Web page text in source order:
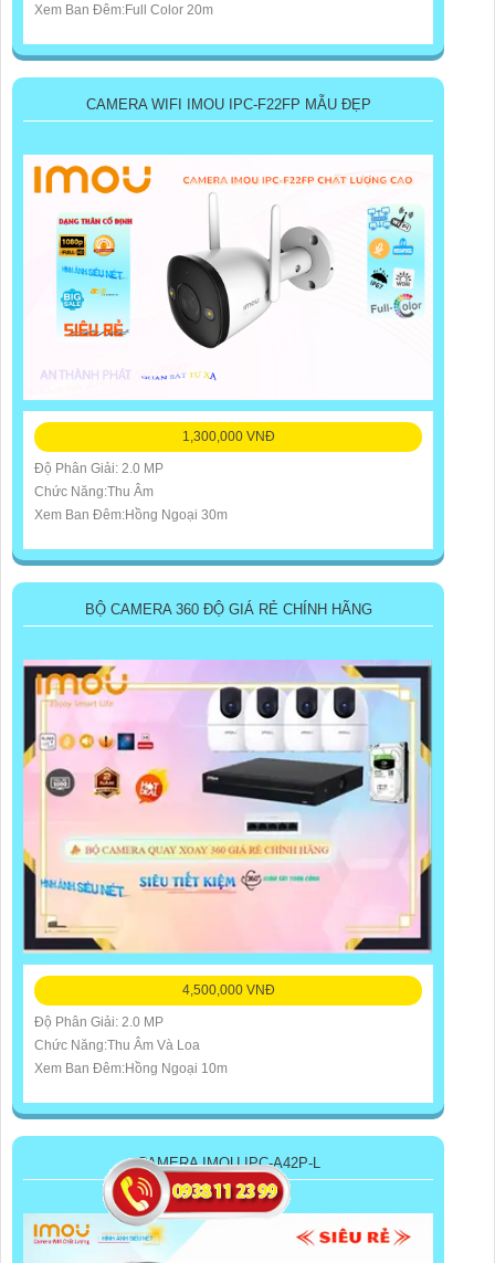
Xem Ban Đêm:Full Color 20m
CAMERA WIFI IMOU IPC-F22FP MẪU ĐẸP
1,300,000 VNĐ
Độ Phân Giải: 2.0 MP
Chức Năng:Thu Âm
Xem Ban Đêm:Hồng Ngoại 30m
BỘ CAMERA 360 ĐỘ GIÁ RẺ CHÍNH HÃNG
4,500,000 VNĐ
Độ Phân Giải: 2.0 MP
Chức Năng:Thu Âm Và Loa
Xem Ban Đêm:Hồng Ngoại 10m
CAMERA IMOU IPC-A42P-L